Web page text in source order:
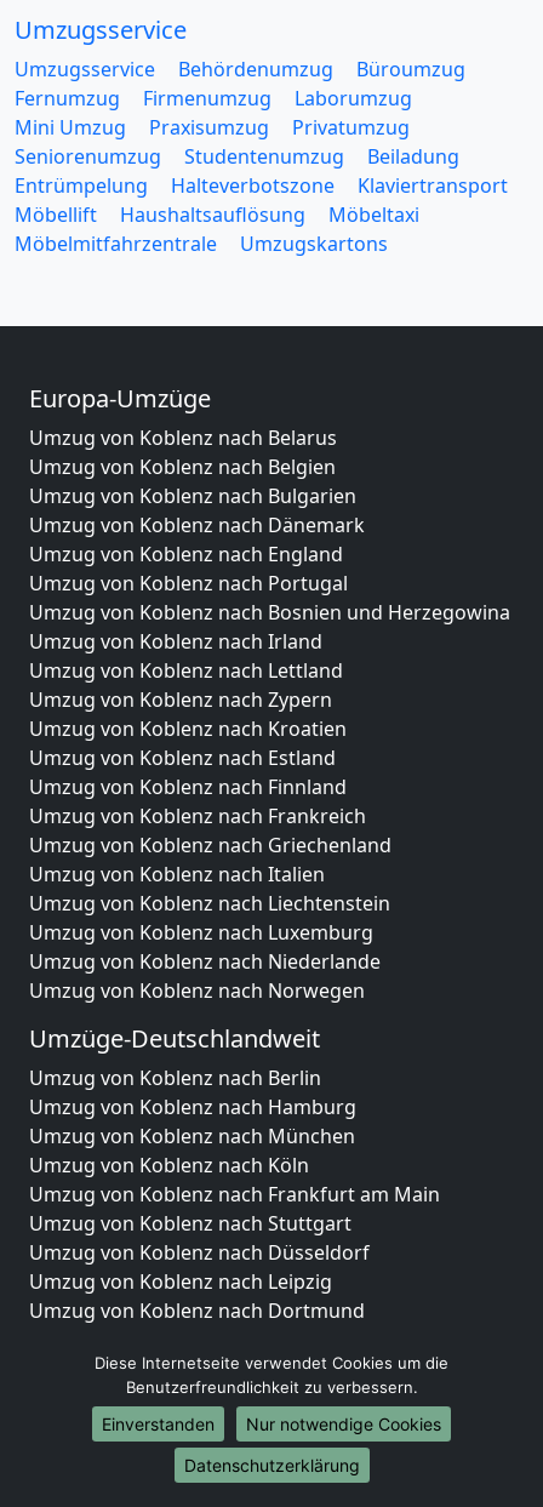
Umzugsservice
Umzugsservice Behördenumzug
Büroumzug
Fernumzug
Firmenumzug
Laborumzug
Mini Umzug
Praxisumzug
Privatumzug
Seniorenumzug
Studentenumzug
Beiladung
Entrümpelung
Halteverbotszone
Klaviertransport
Möbellift
Haushaltsauflösung
Möbeltaxi
Möbelmitfahrzentrale
Umzugskartons
Europa-Umzüge
Umzug von Koblenz nach Belarus
Umzug von Koblenz nach Belgien
Umzug von Koblenz nach Bulgarien
Umzug von Koblenz nach Dänemark
Umzug von Koblenz nach England
Umzug von Koblenz nach Portugal
Umzug von Koblenz nach Bosnien und Herzegowina
Umzug von Koblenz nach Irland
Umzug von Koblenz nach Lettland
Umzug von Koblenz nach Zypern
Umzug von Koblenz nach Kroatien
Umzug von Koblenz nach Estland
Umzug von Koblenz nach Finnland
Umzug von Koblenz nach Frankreich
Umzug von Koblenz nach Griechenland
Umzug von Koblenz nach Italien
Umzug von Koblenz nach Liechtenstein
Umzug von Koblenz nach Luxemburg
Umzug von Koblenz nach Niederlande
Umzug von Koblenz nach Norwegen
Umzüge-Deutschlandweit
Umzug von Koblenz nach Berlin
Umzug von Koblenz nach Hamburg
Umzug von Koblenz nach München
Umzug von Koblenz nach Köln
Umzug von Koblenz nach Frankfurt am Main
Umzug von Koblenz nach Stuttgart
Umzug von Koblenz nach Düsseldorf
Umzug von Koblenz nach Leipzig
Umzug von Koblenz nach Dortmund
Umzug von Koblenz nach Bremen
Umzug von Koblenz nach Dresden
Umzug von Koblenz nach Hannover
Umzug von Koblenz nach Nürnberg
Umzug von Koblenz nach Duisburg
Diese Internetseite verwendet Cookies um die
Benutzerfreundlichkeit zu verbessern.
Einverstanden
Nur notwendige Cookies
Datenschutzerklärung